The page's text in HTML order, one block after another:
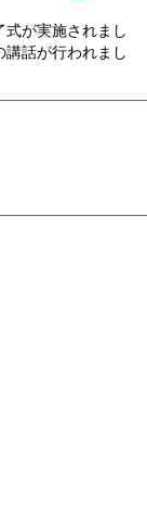
が実施されまし
話が行われまし